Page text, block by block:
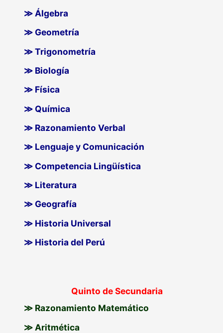
≫ Álgebra
≫ Geometría
≫ Trigonometría
≫ Biología
≫ Física
≫ Química
≫ Razonamiento Verbal
≫ Lenguaje y Comunicación
≫ Competencia Lingüística
≫ Literatura
≫ Geografía
≫ Historia Universal
≫ Historia del Perú
Quinto de Secundaria
≫ Razonamiento Matemático
≫ Aritmética